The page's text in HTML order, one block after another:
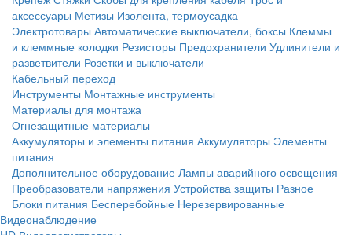
аксессуары Метизы Изолента, термоусадка
Электротовары Автоматические выключатели, боксы Клеммы
и клеммные колодки Резисторы Предохранители Удлинители и
разветвители Розетки и выключатели
Кабельный переход
Инструменты Монтажные инструменты
Материалы для монтажа
Огнезащитные материалы
Аккумуляторы и элементы питания Аккумуляторы Элементы
питания
Дополнительное оборудование Лампы аварийного освещения
Преобразователи напряжения Устройства защиты Разное
Блоки питания Бесперебойные Нерезервированные
Видеонаблюдение